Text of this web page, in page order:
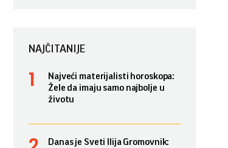
NAJČITANIJE
Najveći materijalisti horoskopa:
Žele da imaju samo najbolje u
životu
Danas je Sveti Ilija Gromovnik: